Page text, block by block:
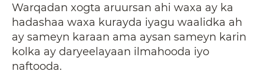
Warqadan xogta aruursan ahi waxa ay ka
hadashaa waxa kurayda iyagu waalidka ah
ay sameyn karaan ama aysan sameyn karin
kolka ay daryeelayaan ilmahooda iyo
naftooda.